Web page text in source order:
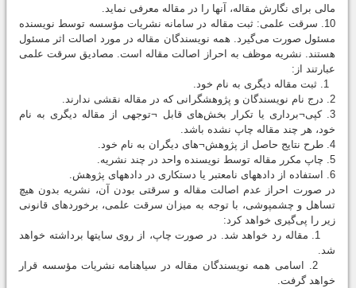
مالی برای نگارش مقاله، آنها را در مقاله معرفی نماید.
10. سرقت علمی: ثبت مقاله در سامانه نشریات مؤسسه توسط نویسنده
مسئول صورت می‌گیرد. همه نویسندگان مقاله در مورد اصالت اثر مسئول
هستند. نشریه موظف به احراز اصالت مقاله است. مصادیق سرقت علمی
عبارتند از:
2. درج نام نویسندگان و پژوهشگرانی که در مقاله نقشی ندارند.
3. کپی¬‌برداری یا تکرار بخش‌های قابل ¬توجهی از مقاله دیگری به نام
خود، هر چند مقاله چاپ نشده باشد.
4. طرح نتایج حاصل از پژوهش¬های دیگران به نام خود.
5. چاپ مکرر مقاله توسط نویسنده واحد در چند نشریه.
6. استفاده از داده‎های نامعتبر یا دستکاری در داده‎های پژوهش.
در صورت احراز عدم اصالت مقاله و سرقتی بودن آن، نشریه بدون هیچ
تساهل و چشم‎پوشی، با توجه به میزان سرقت علمی، برخوردهای قانونی
زیر را پی‌گیری خواهد كرد:
1. مقاله رد خواهد شد. در صورت چاپ، از روی سایت‎ها برداشته خواهد
شد.
2. اسامی همه نویسندگان مقاله در سیاه‎نامه نشریات مؤسسه قرار
خواهد گرفت.